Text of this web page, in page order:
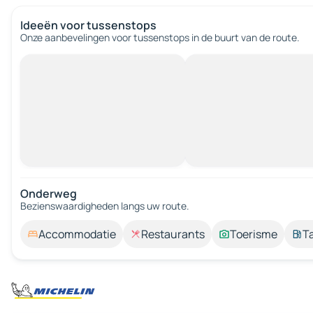
Ideeën voor tussenstops
Onze aanbevelingen voor tussenstops in de buurt van de route.
Onderweg
Bezienswaardigheden langs uw route.
Accommodatie Restaurants Toerisme